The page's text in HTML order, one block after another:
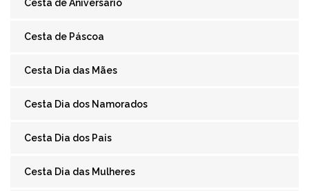
Cesta de Aniversário
Cesta de Páscoa
Cesta Dia das Mães
Cesta Dia dos Namorados
Cesta Dia dos Pais
Cesta Dia das Mulheres